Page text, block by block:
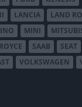
LANCIA LAND
MINI
SAAB SEAT
VOLKSWAGEN